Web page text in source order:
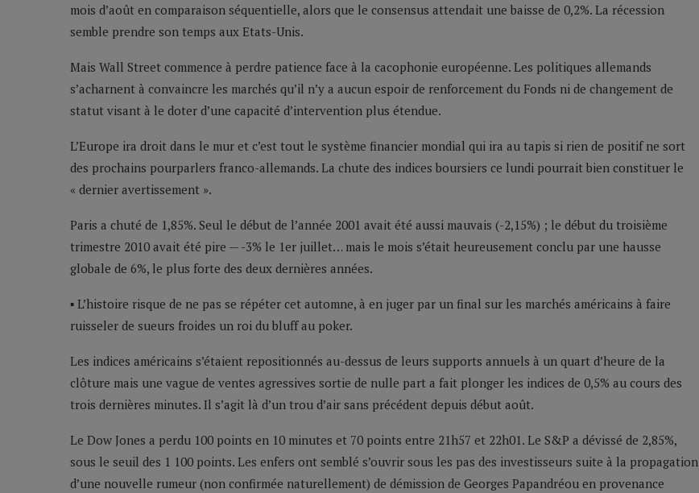
mois d’août en comparaison séquentielle, alors que le consensus attendait une baisse de 0,2%. La récession
semble prendre son temps aux Etats-Unis.
Mais Wall Street commence à perdre patience face à la cacophonie européenne. Les politiques allemands
s’acharnent à convaincre les marchés qu’il n’y a aucun espoir de renforcement du Fonds ni de changement de
statut visant à le doter d’une capacité d’intervention plus étendue.
L’Europe ira droit dans le mur et c’est tout le système financier mondial qui ira au tapis si rien de positif ne sort
des prochains pourparlers franco-allemands. La chute des indices boursiers ce lundi pourrait bien constituer le
« dernier avertissement ».
Paris a chuté de 1,85%. Seul le début de l’année 2001 avait été aussi mauvais (-2,15%) ; le début du troisième
trimestre 2010 avait été pire — -3% le 1er juillet… mais le mois s’était heureusement conclu par une hausse
globale de 6%, le plus forte des deux dernières années.
▪ L’histoire risque de ne pas se répéter cet automne, à en juger par un final sur les marchés américains à faire
ruisseler de sueurs froides un roi du bluff au poker.
Les indices américains s’étaient repositionnés au-dessus de leurs supports annuels à un quart d’heure de la
clôture mais une vague de ventes agressives sortie de nulle part a fait plonger les indices de 0,5% au cours des
trois dernières minutes. Il s’agit là d’un trou d’air sans précédent depuis début août.
Le Dow Jones a perdu 100 points en 10 minutes et 70 points entre 21h57 et 22h01. Le S&P a dévissé de 2,85%,
sous le seuil des 1 100 points. Les enfers ont semblé s’ouvrir sous les pas des investisseurs suite à la propagation
d’une nouvelle rumeur (non confirmée naturellement) de démission de Georges Papandréou en provenance